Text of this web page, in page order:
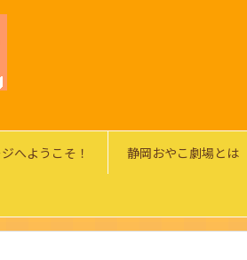
へようこそ！ 静岡おやこ劇場とは